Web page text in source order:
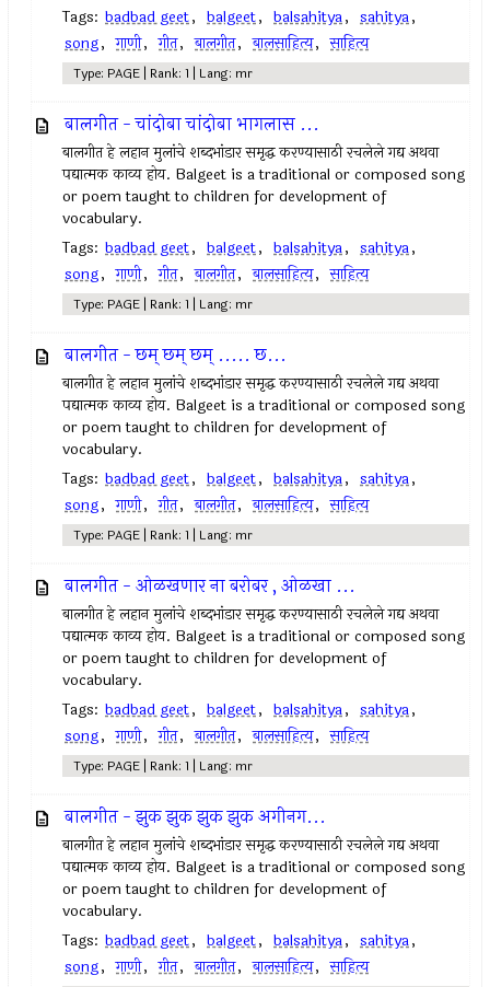
Tags: badbad geet, balgeet, balsahitya, sahitya,
song, गाणी, गीत, बालगीत, बालसाहित्य, साहित्य
Type: PAGE | Rank: 1 | Lang: mr
बालगीत - चांदोबा चांदोबा भागलास ...
बालगीत हे लहान मुलांचे शब्दभांडार समृद्ध करण्यासाठी रचलेले गद्य अथवा
पद्यात्मक काव्य होय. Balgeet is a traditional or composed song
or poem taught to children for development of
vocabulary.
Tags: badbad geet, balgeet, balsahitya, sahitya,
song, गाणी, गीत, बालगीत, बालसाहित्य, साहित्य
Type: PAGE | Rank: 1 | Lang: mr
बालगीत - छम्‌ छम्‌ छम्‌ ..... छ...
बालगीत हे लहान मुलांचे शब्दभांडार समृद्ध करण्यासाठी रचलेले गद्य अथवा
पद्यात्मक काव्य होय. Balgeet is a traditional or composed song
or poem taught to children for development of
vocabulary.
Tags: badbad geet, balgeet, balsahitya, sahitya,
song, गाणी, गीत, बालगीत, बालसाहित्य, साहित्य
Type: PAGE | Rank: 1 | Lang: mr
बालगीत - ओळखणार ना बरोबर , ओळखा ...
बालगीत हे लहान मुलांचे शब्दभांडार समृद्ध करण्यासाठी रचलेले गद्य अथवा
पद्यात्मक काव्य होय. Balgeet is a traditional or composed song
or poem taught to children for development of
vocabulary.
Tags: badbad geet, balgeet, balsahitya, sahitya,
song, गाणी, गीत, बालगीत, बालसाहित्य, साहित्य
Type: PAGE | Rank: 1 | Lang: mr
बालगीत - झुक झुक झुक झुक अगीनग...
बालगीत हे लहान मुलांचे शब्दभांडार समृद्ध करण्यासाठी रचलेले गद्य अथवा
पद्यात्मक काव्य होय. Balgeet is a traditional or composed song
or poem taught to children for development of
vocabulary.
Tags: badbad geet, balgeet, balsahitya, sahitya,
song, गाणी, गीत, बालगीत, बालसाहित्य, साहित्य